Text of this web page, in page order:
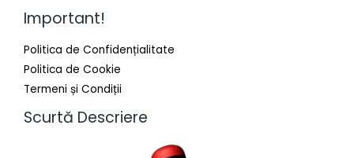
Important!
Politica de Confidențialitate
Politica de Cookie
Termeni și Condiții
Scurtă Descriere